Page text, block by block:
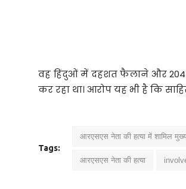
वह हिंदुओं में दहशत फैलाने और
कर रहा था। आरोप यह भी है कि
Tags:
आरएसएस नेता की हत्या में शामिल
आरएसएस नेता की हत्या